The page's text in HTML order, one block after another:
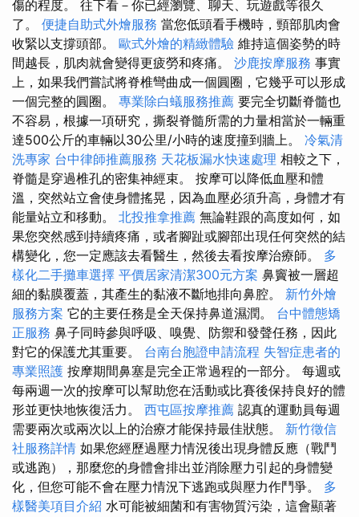
傷的程度。 往下看－你已經瀏覽、聊天、玩遊戲等很久
了。 便捷自助式外燴服務 當您低頭看手機時，頸部肌肉會
收緊以支撐頭部。 歐式外燴的精緻體驗 維持這個姿勢的時
間越長，肌肉就會變得更疲勞和疼痛。 沙鹿按摩服務 事實
上，如果我們嘗試將脊椎彎曲成一個圓圈，它幾乎可以形成
一個完整的圓圈。 專業除白蟻服務推薦 要完全切斷脊髓也
不容易，根據一項研究，撕裂脊髓所需的力量相當於一輛重
達500公斤的車輛以30公里/小時的速度撞到牆上。 冷氣清
洗專家 台中律師推薦服務 天花板漏水快速處理 相較之下，
脊髓是穿過椎孔的密集神經束。 按摩可以降低血壓和體
溫，突然站立會使身體搖晃，因為血壓必須升高，身體才有
能量站立和移動。 北投推拿推薦 無論鞋跟的高度如何，如
果您突然感到持續疼痛，或者腳趾或腳部出現任何突然的結
構變化，您一定應該去看醫生，然後去看按摩治療師。 多
樣化二手攤車選擇 平價居家清潔300元方案 鼻竇被一層超
細的黏膜覆蓋，其產生的黏液不斷地排向鼻腔。 新竹外燴
服務方案 它的主要任務是全天保持鼻道濕潤。 台中體態矯
正服務 鼻子同時參與呼吸、嗅覺、防禦和發聲任務，因此
對它的保護尤其重要。 台南台胞證申請流程 失智症患者的
專業照護 按摩期間鼻塞是完全正常過程的一部分。 每週或
每兩週一次的按摩可以幫助您在活動或比賽後保持良好的體
形並更快地恢復活力。 西屯區按摩推薦 認真的運動員每週
需要兩次或兩次以上的治療才能保持最佳狀態。 新竹徵信
社服務詳情 如果您經歷過壓力情況後出現身體反應（戰鬥
或逃跑），那麼您的身體會排出並消除壓力引起的身體變
化，但您可能不會在壓力情況下逃跑或與壓力作鬥爭。 多
樣醫美項目介紹 水可能被細菌和有害物質污染，這會顯著